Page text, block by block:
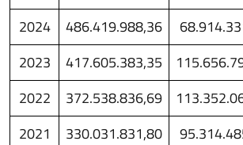
2024 486.419.988,36
2023
417.605.383,35
2022
372.538.836,69
2021
330.031.831,80